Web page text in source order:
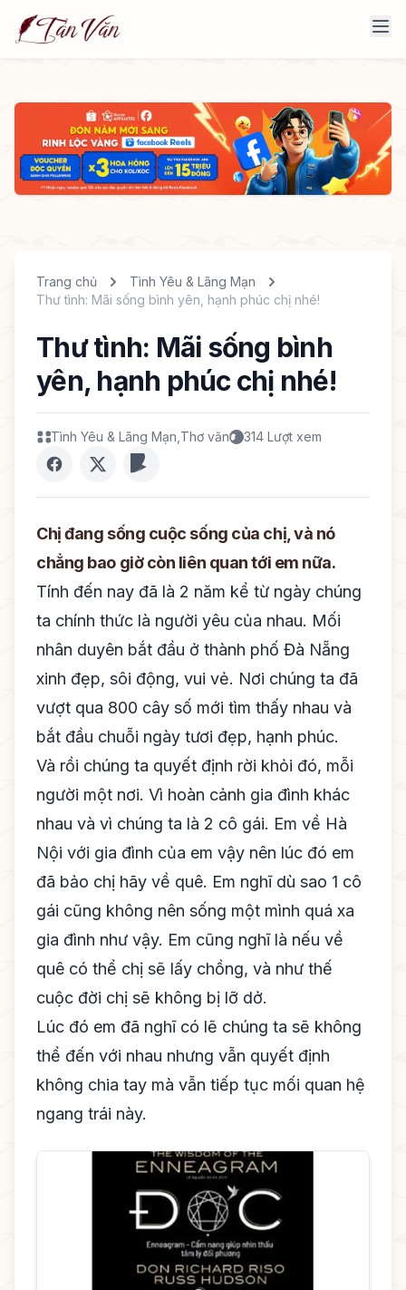
Trang chủ
Tình Yêu & Lãng Mạn
Thư tình: Mãi sống bình yên, hạnh phúc chị nhé!
Thư tình: Mãi sống bình
yên, hạnh phúc chị nhé!
Tình Yêu & Lãng Mạn Thơ văn 314 Lượt xem
Chị đang sống cuộc sống của chị, và nó
chẳng bao giờ còn liên quan tới em nữa.
Tính đến nay đã là 2 năm kể từ ngày chúng
ta chính thức là người yêu của nhau. Mối
nhân duyên bắt đầu ở thành phố Đà Nẵng
xinh đẹp, sôi động, vui vẻ. Nơi chúng ta đã
vượt qua 800 cây số mới tìm thấy nhau và
bắt đầu chuỗi ngày tươi đẹp, hạnh phúc.
Và rồi chúng ta quyết định rời khỏi đó, mỗi
người một nơi. Vì hoàn cảnh gia đình khác
nhau và vì chúng ta là 2 cô gái. Em về Hà
Nội với gia đình của em vậy nên lúc đó em
đã bảo chị hãy về quê. Em nghĩ dù sao 1 cô
gái cũng không nên sống một mình quá xa
gia đình như vậy. Em cũng nghĩ là nếu về
quê có thể chị sẽ lấy chồng, và như thế
cuộc đời chị sẽ không bị lỡ dở.
Lúc đó em đã nghĩ có lẽ chúng ta sẽ không
thể đến với nhau nhưng vẫn quyết định
không chia tay mà vẫn tiếp tục mối quan hệ
ngang trái này.